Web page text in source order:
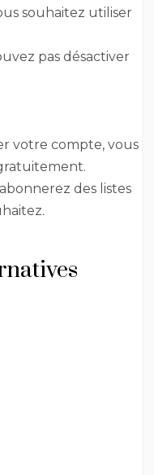
souhaitez utiliser
pas désactiver
votre compte, vous
des listes